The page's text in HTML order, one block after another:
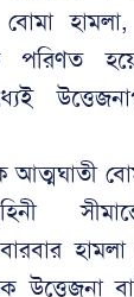
বোমা
পরিণত
হামলা
উত্তেজনা